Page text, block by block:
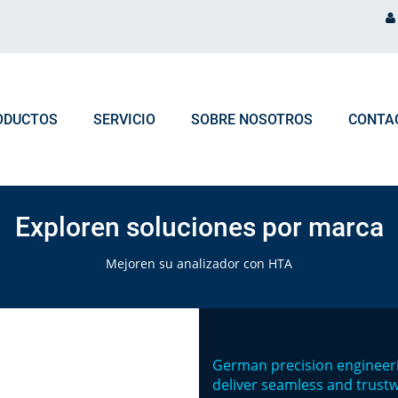
Selecciona los productos según
Marca de Analizador
SERVICIO
Preguntas frecuentes Pedidos & Logística
SOBRE NOSOTROS
Eventos
Exploren soluciones por marca
Mejoren su analizador con HTA
German precision
deliver seamless and